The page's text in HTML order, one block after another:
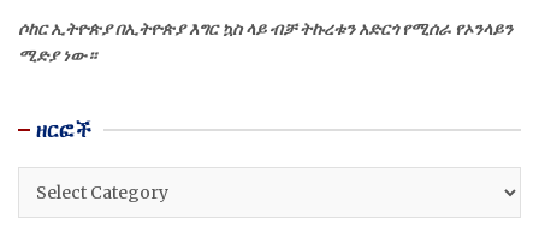
ሶከር ኢትዮጵያ በኢትዮጵያ እግር ኳስ ላይ ብቻ ትኩረቱን አድርጎ የሚሰራ የኦንላይን
ሚድያ ነው።
ዘርፎች
ዘርፎች